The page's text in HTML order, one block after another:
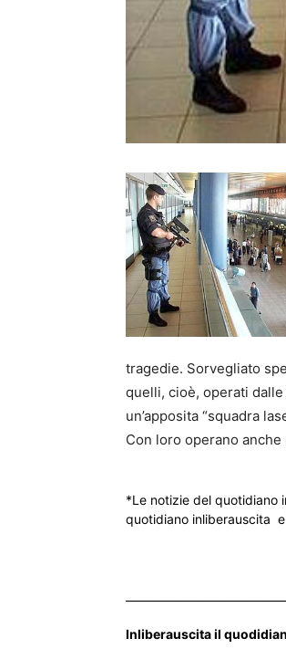
tragedie. Sorvegliato
quelli, cioè, operati dalle
un’apposita “squadra
Con loro operano
*Le notizie del quotidiano
quotidiano inliberauscita
Inliberauscita il